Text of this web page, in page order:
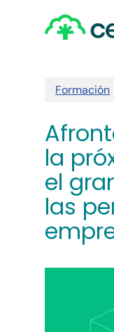
Formación
la
el
las